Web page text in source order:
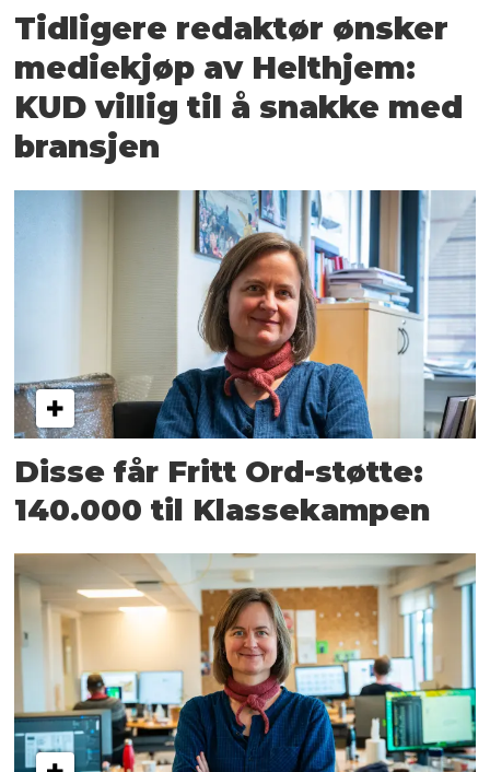
Tidligere redaktør ønsker
mediekjøp av Helthjem:
KUD villig til å snakke med
bransjen
Disse får Fritt Ord-støtte:
140.000 til Klassekampen